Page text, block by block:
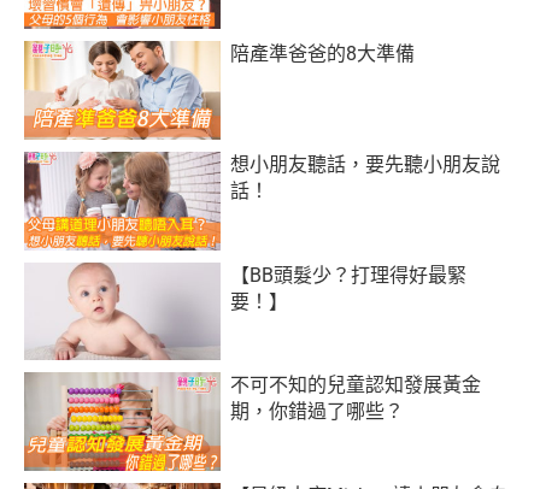
陪產準爸爸的8大準備
想小朋友聽話，要先聽小朋友說
話！
【BB頭髮少？打理得好最緊
要！】
不可不知的兒童認知發展黃金
期，你錯過了哪些？